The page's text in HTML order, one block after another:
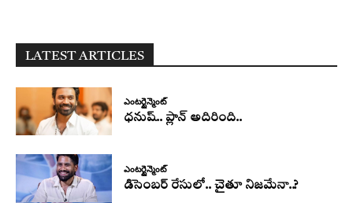
LATEST ARTICLES
ఎంటర్టైన్మెంట్
ధనుష్‌.. ప్లాన్ అదిరింది..
ఎంటర్టైన్మెంట్
డిసెంబర్ రేసులో.. చైతూ నిజమేనా..?